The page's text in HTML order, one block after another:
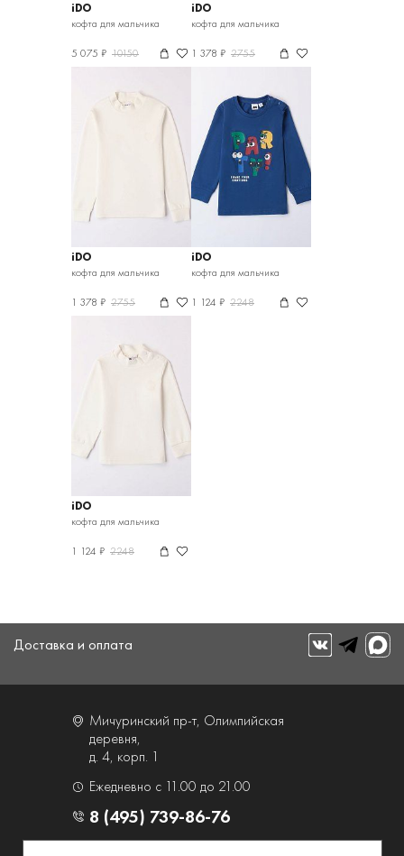
iDO
кофта для мальчика
5 075 ₽ 10150
iDO
кофта для мальчика
1 378 ₽ 2755
iDO
кофта для мальчика
1 378 ₽ 2755
iDO
кофта для мальчика
1 124 ₽ 2248
iDO
кофта для мальчика
1 124 ₽ 2248
Доставка и оплата
Мичуринский пр-т, Олимпийская
деревня,
д. 4, корп. 1
Ежедневно с 11.00 до 21.00
8 (495) 739-86-76